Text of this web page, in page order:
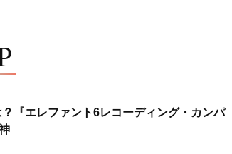
『エレファント6レコーディング・カンパ